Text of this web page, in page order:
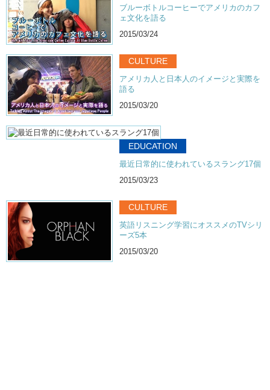
ブルーボトルコーヒーでアメリカのカフ
ェ文化を語る
2015/03/24
CULTURE
アメリカ人と日本人のイメージと実際を
語る
2015/03/20
EDUCATION
最近日常的に使われているスラング17個
2015/03/23
CULTURE
英語リスニング学習にオススメのTVシリ
ーズ5本
2015/03/20